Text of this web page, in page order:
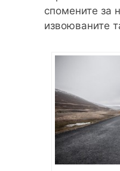
спомените за
извоюваните